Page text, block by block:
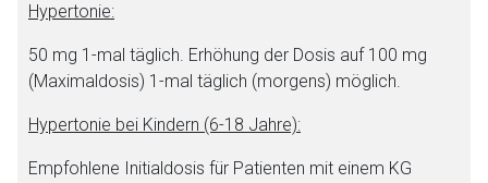
Hypertonie:
50 mg 1-mal täglich. Erhöhung der Dosis auf 100 mg
(Maximaldosis) 1-mal täglich (morgens) möglich.
Hypertonie bei Kindern (6-18 Jahre):
Empfohlene Initialdosis für Patienten mit einem KG